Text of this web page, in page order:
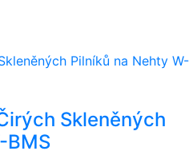
Skleněných
BMS